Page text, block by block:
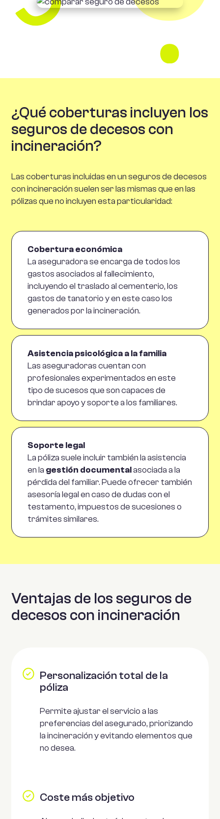
¿Qué coberturas incluyen los
seguros de decesos con
incineración?
Las coberturas incluidas en un seguros de decesos
con incineración suelen ser las mismas que en las
pólizas que no incluyen esta particularidad:
Cobertura económica
La aseguradora se encarga de todos los
gastos asociados al fallecimiento,
incluyendo el traslado al cementerio, los
gastos de tanatorio y en este caso los
generados por la incineración.
Asistencia psicológica a la familia
Las aseguradoras cuentan con
profesionales experimentados en este
tipo de sucesos que son capaces de
brindar apoyo y soporte a los familiares.
Soporte legal
La póliza suele incluir también la asistencia
en la gestión documentalasociada a la
pérdida del familiar. Puede ofrecer también
asesoría legal en caso de dudas con el
testamento, impuestos de sucesiones o
trámites similares.
Ventajas de los seguros de
decesos con incineración
Personalización total de la
póliza
Permite ajustar el servicio a las
preferencias del asegurado, priorizando
la incineración y evitando elementos que
no desea.
Coste más objetivo